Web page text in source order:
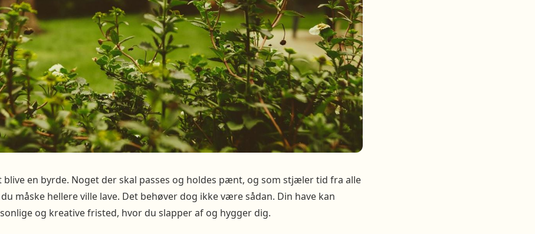
blive en byrde. Noget der skal passes og holdes pænt, og som stjæler tid fra alle
måske hellere ville lave. Det behøver dog ikke være sådan. Din have kan
og kreative fristed, hvor du slapper af og hygger dig.